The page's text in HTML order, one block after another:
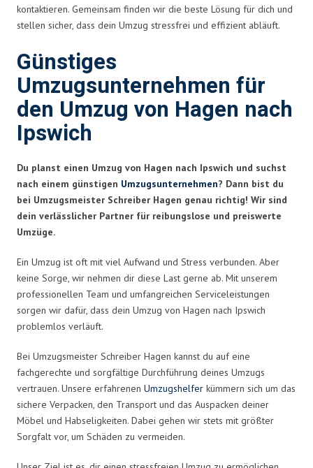
kontaktieren. Gemeinsam finden wir die beste Lösung für dich und
stellen sicher, dass dein Umzug stressfrei und effizient abläuft.
Günstiges
Umzugsunternehmen für
den Umzug von Hagen nach
Ipswich
Du planst einen Umzug von Hagen nach Ipswich und suchst
nach einem günstigen Umzugsunternehmen? Dann bist du
bei Umzugsmeister Schreiber Hagen genau richtig! Wir sind
dein verlässlicher Partner für reibungslose und preiswerte
Umzüge.
Ein Umzug ist oft mit viel Aufwand und Stress verbunden. Aber
keine Sorge, wir nehmen dir diese Last gerne ab. Mit unserem
professionellen Team und umfangreichen Serviceleistungen
sorgen wir dafür, dass dein Umzug von Hagen nach Ipswich
problemlos verläuft.
Bei Umzugsmeister Schreiber Hagen kannst du auf eine
fachgerechte und sorgfältige Durchführung deines Umzugs
vertrauen. Unsere erfahrenen Umzugshelfer kümmern sich um das
sichere Verpacken, den Transport und das Auspacken deiner
Möbel und Habseligkeiten. Dabei gehen wir stets mit größter
Sorgfalt vor, um Schäden zu vermeiden.